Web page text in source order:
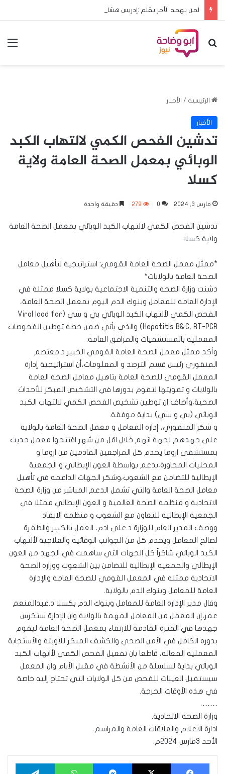
بحث عن
الرئيسية / الأخبار
الأخبار
تدشين الفحص الكمي لالتهاب الكبد
الوبائي بمعمل الصحة العامة ولاية
كسلا
مارس 3, 2024 0
279 دقيقة واحدة
تدشين الفحص الكمي لالتهاب الكبد الوبائي بمعمل الصحة العامة
ولاية كسلا
*ممثل معمل الصحة العامة القومي: استراتيجية لتأهيل معامل
الصحة العامة بالولايات*
دشنت وزارة الصحة والتنمية الاجتماعية بولاية كسلا ممثلة في
الإدارة العامة للمعامل وبنوك الدم اليوم بمعمل الصحة العامة،
الفحص الكمي لألتهاب الكبد الوبائي بي و سي (Viral load for
Hepatitis B&C, RT-PCR) والذي يأتي ضمن خطة توطين الفحوصات
المعملية بالمستشفيات والمرافق العامة.
وأكد ممثل معمل الصحة العامة القومي الخبير د.معتصم
المنقوري رئيس قسم الترصد و المعلومات،أن استراتيجية إدارة
المعمل القومي للصحة العامة بتاهيل معامل الصحة العامة
بالولايات و تقويتها لتقوم بدورها في التشخيص المبكر للأحداث
الصحية،وأضاف ان توطين تشخيص الفحص الكمي لالتهاب الكبد
الوبائي (بي و سي) بداية موفقة.
و شكر المنقوري، إدارة المعامل و معمل الصحة العامة بالولاية
على جهدهم لجهة انهم خلال اقل من شهر افتتحوا معمل حديث
بمستشفى اروما يخدم كل المراجعين القادمين من اروما و
المحليات المجاورة،بدعم بواسطة العون الإيطالي و الجمعية
الإيطالية للتضامن مع الشعوب،وشكر الجهات الداعمة في تأهيل
معامل الصحة العامة والتي تشمل الدعم المباشر من وزارة الصحة
الاتحادية و منظمة الصحة العالمية و العون الإيطالي ممثلا في
الجمعية الإيطالية للتعاون مع الشعوب و منظمة الايقاد
ووصف المدير العام للوزارة د.علي ادم، العمل بالكبير والطفرة
لصالح المعامل ويخدم كل من الجوانب الوقائية والعلاجية لألتهاب
الكبد الوبائي شاكراً كل الجهات التي ساهمت في الجهد من العون
الإيطالي والجمعية الإيطالية للتضامن بين الشعوب ووزارة الصحة
الاتحادية ممثلة في المعمل القومي للصحة العامة والإدارة
العامة للمعامل وبنوك الدم بالولاية.
وقال مدير الإدارة العامة للمعامل وبنوك الدم بكسلا د.عبدالمنعم
عمر،إن المعمل من المعامل المهمة بالولاية وان الإدارة ستكرس
جهدها في الفترة القادمة للارتقاء بمعمل الصحة العامة ليقوم
بدوره الكامل في الأمن الصحي والكشف المبكر للاوبئة والأستجابة
المعملية الفعالة، قاطعا بان تفعيل الفحص الكمي لأاتهاب الكبد
الوبائي بداية لسلسلة من الأنشطة في مقبل الأيام وان المعمل
سيستقبل العينات للفحص من كل الولايات التي تحتاج إليه خاصة
في هذه الأوقات الحرجة.
…….
وزارة الصحة الاتحادية.
ادارة الاعلام والعلاقات العامة والمراسم.
الأحد 3مارس 2024م.
فيسبوك ‫X ماسنجر واتساب